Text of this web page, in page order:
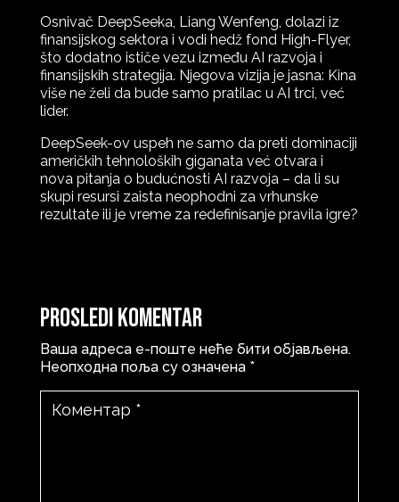
Osnivač DeepSeeka, Liang Wenfeng, dolazi iz
finansijskog sektora i vodi hedž fond High-Flyer,
što dodatno ističe vezu između AI razvoja i
finansijskih strategija. Njegova vizija je jasna: Kina
više ne želi da bude samo pratilac u AI trci, već
lider.
DeepSeek-ov uspeh ne samo da preti dominaciji
američkih tehnoloških giganata već otvara i
nova pitanja o budućnosti AI razvoja – da li su
skupi resursi zaista neophodni za vrhunske
rezultate ili je vreme za redefinisanje pravila igre?
Prosledi komentar
Ваша адреса е-поште неће бити објављена.
Неопходна поља су означена *